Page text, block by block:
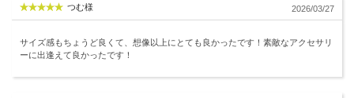
つむ様 2026/03/27
サイズ感もちょうど良くて、想像以上にとても良かったです！素敵なアクセサリ
ーに出逢えて良かったです！